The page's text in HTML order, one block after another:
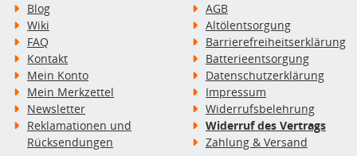
Blog
Wiki
FAQ
Kontakt
Mein Konto
Mein Merkzettel
Newsletter
Reklamationen und
Rücksendungen
AGB
Altölentsorgung
Barrierefreiheitserklärung
Batterieentsorgung
Datenschutzerklärung
Impressum
Widerrufsbelehrung
Widerruf des Vertrags
Zahlung & Versand